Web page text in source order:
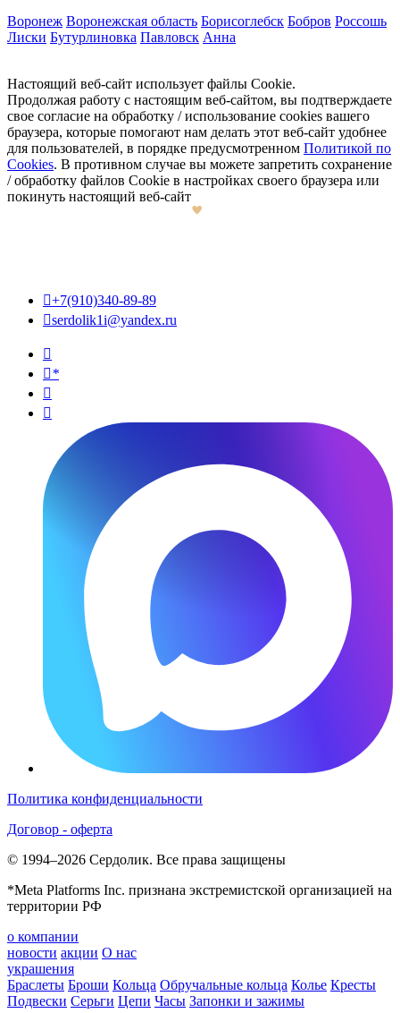
Воронеж Воронежская область Борисоглебск Бобров Россошь
Лиски Бутурлиновка Павловск Анна
Настоящий веб-сайт использует файлы Cookie.
Продолжая работу с настоящим веб-сайтом, вы подтверждаете
свое согласие на обработку / использование cookies вашего
браузера, которые помогают нам делать этот веб-сайт удобнее
для пользователей, в порядке предусмотренном Политикой по
Cookies. В противном случае вы можете запретить сохранение
/ обработку файлов Cookie в настройках своего браузера или
покинуть настоящий веб-сайт
+7(910)340-89-89
serdolik1i@yandex.ru

*


Политика конфиденциальности
Договор - оферта
© 1994–2026 Сердолик. Все права защищены
*Meta Platforms Inc. признана экстремистской организацией на
территории РФ
о компании
новости акции О нас
украшения
Браслеты Броши Кольца Обручальные кольца Колье Кресты
Подвески Серьги Цепи Часы Запонки и зажимы